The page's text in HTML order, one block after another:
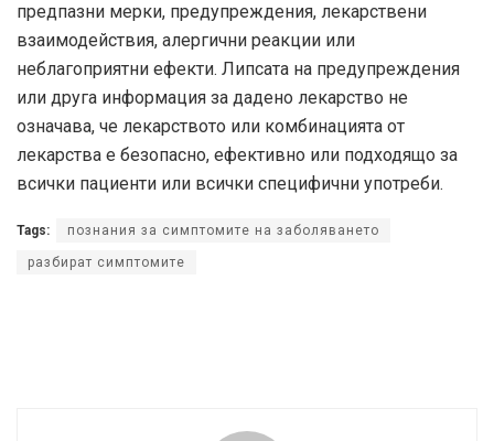
предпазни мерки, предупреждения, лекарствени
взаимодействия, алергични реакции или
неблагоприятни ефекти. Липсата на предупреждения
или друга информация за дадено лекарство не
означава, че лекарството или комбинацията от
лекарства е безопасно, ефективно или подходящо за
всички пациенти или всички специфични употреби.
Tags: познания за симптомите на заболяването
разбират симптомите